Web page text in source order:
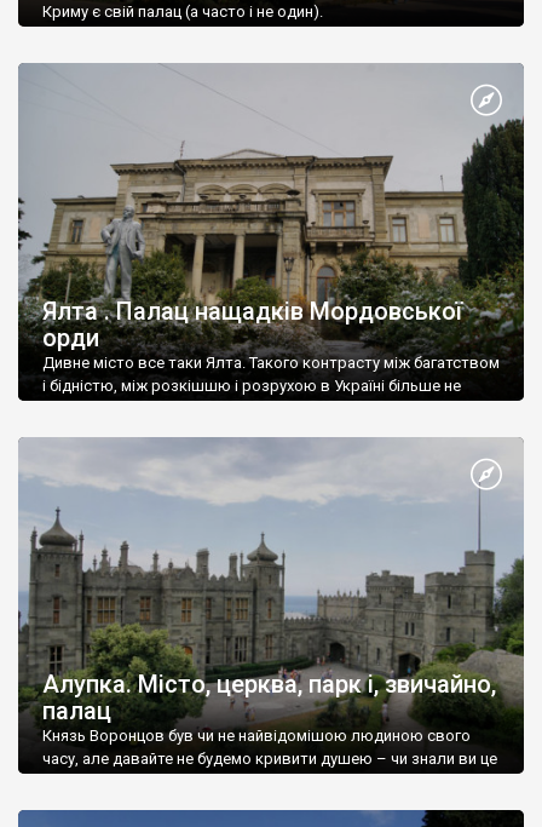
Криму є свій палац (а часто і не один).
Ялта . Палац нащадків Мордовської
орди
Дивне місто все таки Ялта. Такого контрасту між багатством
і бідністю, між розкішшю і розрухою в Україні більше не
Алупка. Місто, церква, парк і, звичайно,
палац
Князь Воронцов був чи не найвідомішою людиною свого
часу, але давайте не будемо кривити душею – чи знали ви це